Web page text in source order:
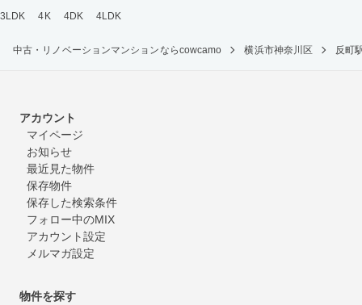
3LDK
4K 4DK 4LDK
中古・リノベーションマンションならcowcamo 横浜市神奈川区 反町
アカウント
マイページ
お知らせ
最近見た物件
保存物件
保存した検索条件
フォロー中のMIX
アカウント設定
メルマガ設定
物件を探す